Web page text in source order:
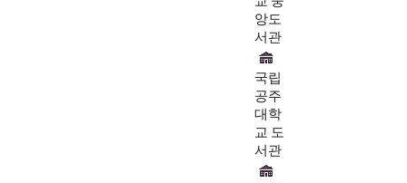
앙도
서관
국립
공주
대학
교 도
서관